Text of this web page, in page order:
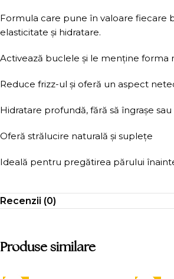
Formula care pune în valoare fiecare
elasticitate și hidratare.
Activează buclele și le menține forma
Reduce frizz-ul și oferă un aspect
Hidratare profundă, fără să îngrașe
Oferă strălucire naturală și suplețe
Ideală pentru pregătirea părului
Recenzii (0)
Produse similare